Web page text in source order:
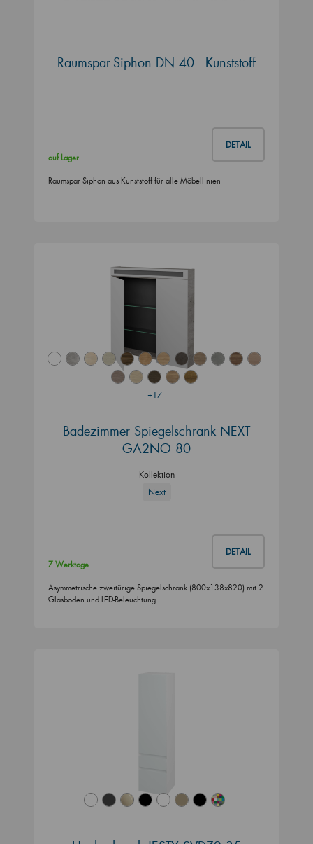
Raumspar-Siphon DN 40 - Kunststoff
DETAIL
auf Lager
Raumspar Siphon aus Kunststoff für alle Möbellinien
+17
Badezimmer Spiegelschrank NEXT
GA2NO 80
Kollektion
Next
DETAIL
7 Werktage
Asymmetrische zweitürige Spiegelschrank (800x138x820) mit 2
Glasböden und LED-Beleuchtung